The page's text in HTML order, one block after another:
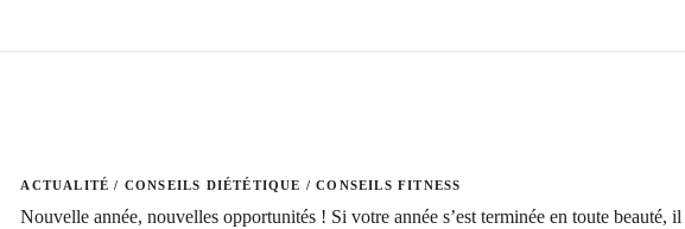
ACTUALITÉ / CONSEILS DIÉTÉTIQUE /CONSEILS FITNESS
Nouvelle année, nouvelles opportunités ! Si votre année s’est terminée en toute beauté, il